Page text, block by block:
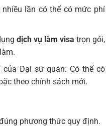
lần có thể có mức phí
dịch vụ làm visa trọn gói,
Đại sứ quán: Có thể có
theo chính sách mới.
phương thức quy định.